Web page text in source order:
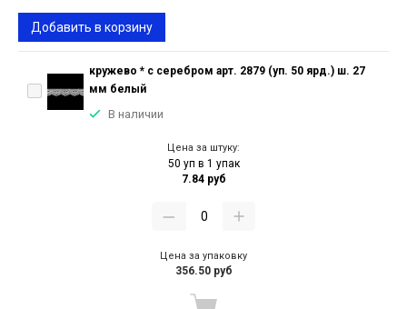
Добавить в корзину
кружево * с серебром арт. 2879 (уп. 50 ярд.) ш. 27
мм белый
В наличии
Цена за штуку:
50 уп в 1 упак
7.84 руб
Цена за упаковку
356.50 руб